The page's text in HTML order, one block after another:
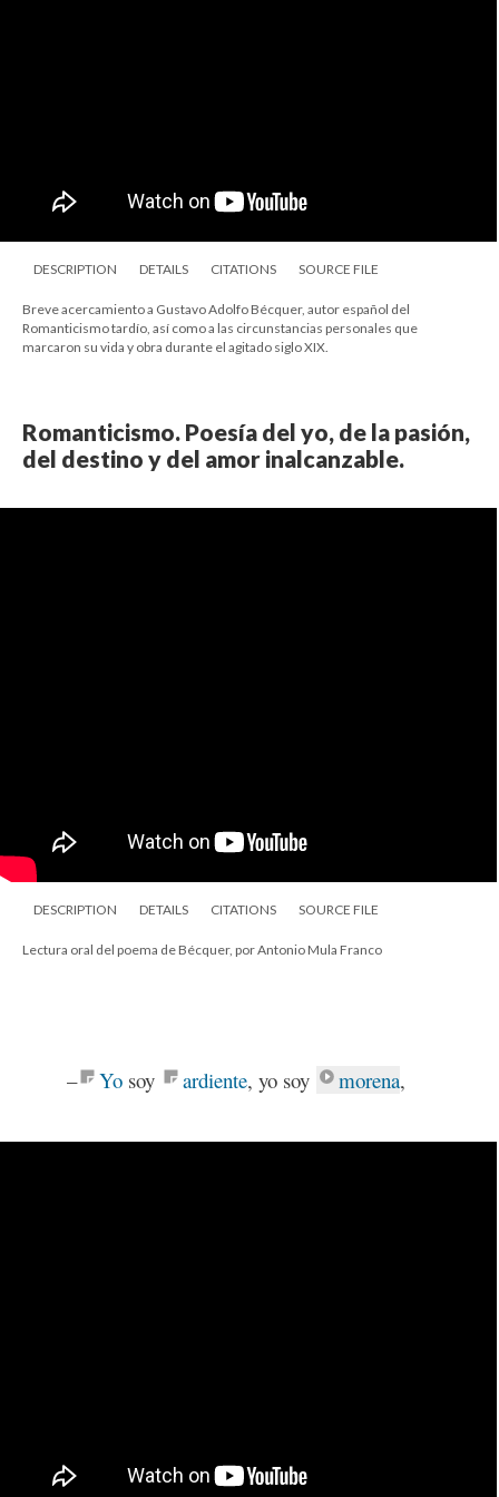
DESCRIPTION DETAILS CITATIONS SOURCE FILE
Breve acercamiento a Gustavo Adolfo Bécquer, autor español del
Romanticismo tardío, así como a las circunstancias personales que
marcaron su vida y obra durante el agitado siglo XIX.
Romanticismo. Poesía del yo, de la pasión,
del destino y del amor inalcanzable.
DESCRIPTION DETAILS CITATIONS SOURCE FILE
Lectura oral del poema de Bécquer, por Antonio Mula Franco
– Yo soy ardiente, yo soy morena,